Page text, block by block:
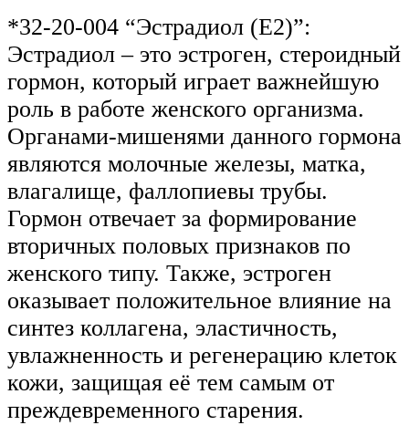
*32-20-004 “Эстрадиол (Е2)”:
Эстрадиол – это эстроген, стероидный
гормон, который играет важнейшую
роль в работе женского организма.
Органами-мишенями данного гормона
являются молочные железы, матка,
влагалище, фаллопиевы трубы.
Гормон отвечает за формирование
вторичных половых признаков по
женского типу. Также, эстроген
оказывает положительное влияние на
синтез коллагена, эластичность,
увлажненность и регенерацию клеток
кожи, защищая её тем самым от
преждевременного старения.